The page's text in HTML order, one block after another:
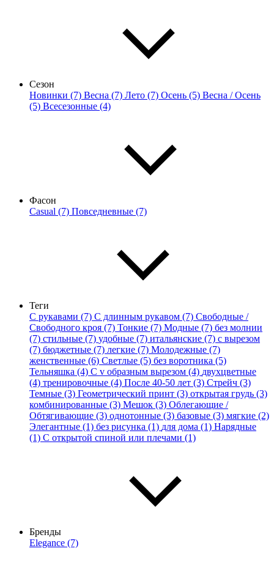
Сезон
Новинки (7) Весна (7) Лето (7) Осень (5) Весна / Осень
(5) Всесезонные (4)
Фасон
Casual (7) Повседневные (7)
Теги
С рукавами (7) С длинным рукавом (7) Свободные /
Свободного кроя (7) Тонкие (7) Модные (7) без молнии
(7) стильные (7) удобные (7) итальянские (7) с вырезом
(7) бюджетные (7) легкие (7) Молодежные (7)
женственные (6) Светлые (5) без воротника (5)
Тельняшка (4) С v образным вырезом (4) двухцветные
(4) тренировочные (4) После 40-50 лет (3) Стрейч (3)
Темные (3) Геометрический принт (3) открытая грудь (3)
комбинированные (3) Мешок (3) Облегающие /
Обтягивающие (3) однотонные (3) базовые (3) мягкие (2)
Элегантные (1) без рисунка (1) для дома (1) Нарядные
(1) С открытой спиной или плечами (1)
Бренды
Elegance (7)